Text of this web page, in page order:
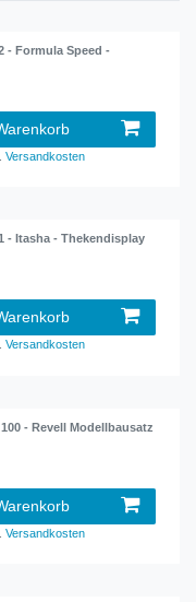
- Formula Speed -
Versandkosten
- Itasha - Thekendisplay
Versandkosten
- Revell Modellbausatz
Versandkosten